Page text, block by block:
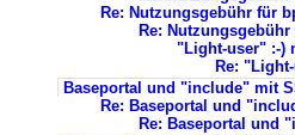
Re: Nutzungsgebühr für
Re:
"Light-user" :-)
Re:
Baseportal und "include" mit
Re: Baseportal und
Re: Baseportal und